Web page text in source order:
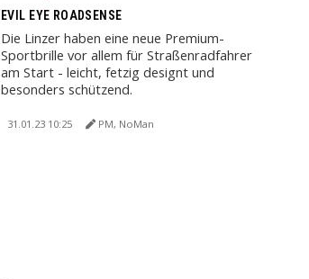
EVIL EYE ROADSENSE
Die Linzer haben eine neue Premium-
Sportbrille vor allem für Straßenradfahrer
am Start - leicht, fetzig designt und
besonders schützend.
31.01.23 10:25 PM, NoMan